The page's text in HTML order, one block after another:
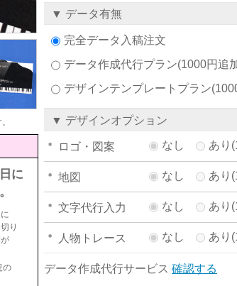
に
り
の
▼ データ有無
完全データ入稿注文
データ作成代行プラン(1000円追
デザインテンプレートプラン
▼ デザインオプション
ロゴ・図案 なし あり
地図 なし あり
文字代行入力 なし あり
人物トレース なし あり
データ作成代行サービス 確認する